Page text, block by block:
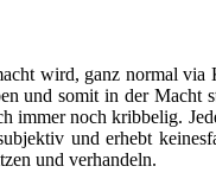
wird, ganz normal
und somit in der Macht
noch kribbelig.
und erhebt
und verhandeln.